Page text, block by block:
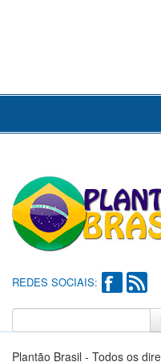
REDES SOCIAIS:
Plantão Brasil - Todos os